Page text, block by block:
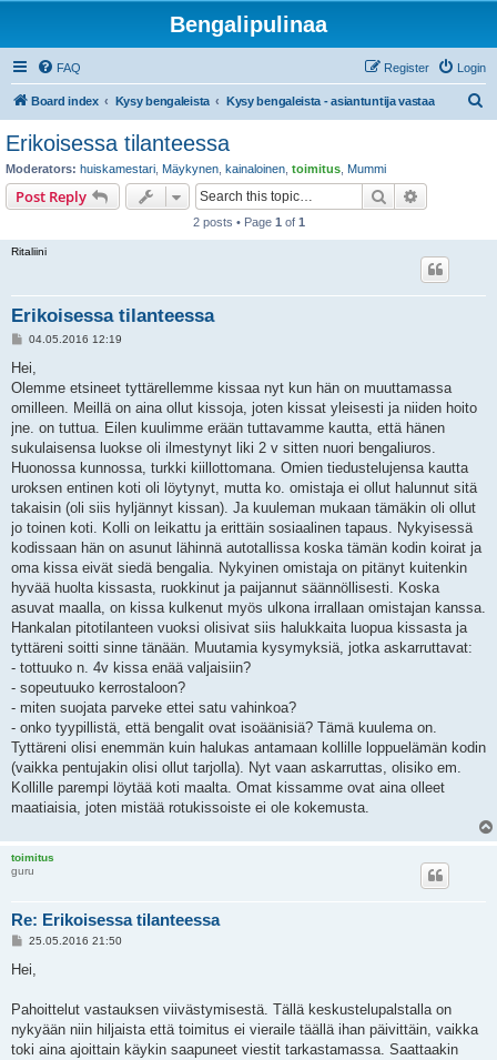
Bengalipulinaa
FAQ Login
Register
Board index Kysy bengaleista Kysy bengaleista - asiantuntija vastaa
Erikoisessa tilanteessa
Moderators: huiskamestari Mäykynen kainaloinen toimitus Mummi
Post Reply Search
2 posts • Page 1 of 1
Ritaliini
Erikoisessa tilanteessa
P
s
04.05.2016 12:19
Hei,
Olemme etsineet tyttärellemme kissaa nyt kun hän on muuttamassa
omilleen. Meillä on aina ollut kissoja, joten kissat yleisesti ja niiden hoito
jne. on tuttua. Eilen kuulimme erään tuttavamme kautta, että hänen
sukulaisensa luokse oli ilmestynyt liki 2 v sitten nuori bengaliuros.
Huonossa kunnossa, turkki kiillottomana. Omien tiedustelujensa kautta
uroksen entinen koti oli löytynyt, mutta ko. omistaja ei ollut halunnut sitä
takaisin (oli siis hyljännyt kissan). Ja kuuleman mukaan tämäkin oli ollut
jo toinen koti. Kolli on leikattu ja erittäin sosiaalinen tapaus. Nykyisessä
kodissaan hän on asunut lähinnä autotallissa koska tämän kodin koirat ja
oma kissa eivät siedä bengalia. Nykyinen omistaja on pitänyt kuitenkin
hyvää huolta kissasta, ruokkinut ja paijannut säännöllisesti. Koska
asuvat maalla, on kissa kulkenut myös ulkona irrallaan omistajan kanssa.
Hankalan pitotilanteen vuoksi olisivat siis halukkaita luopua kissasta ja
tyttäreni soitti sinne tänään. Muutamia kysymyksiä, jotka askarruttavat:
- tottuuko n. 4v kissa enää valjaisiin?
- sopeutuuko kerrostaloon?
- miten suojata parveke ettei satu vahinkoa?
- onko tyypillistä, että bengalit ovat isoäänisiä? Tämä kuulema on.
Tyttäreni olisi enemmän kuin halukas antamaan kollille loppuelämän kodin
(vaikka pentujakin olisi ollut tarjolla). Nyt vaan askarruttas, olisiko em.
Kollille parempi löytää koti maalta. Omat kissamme ovat aina olleet
maatiaisia, joten mistää rotukissoiste ei ole kokemusta.
toimitus
guru
Re: Erikoisessa tilanteessa
P
s
25.05.2016 21:50
Hei,
Pahoittelut vastauksen viivästymisestä. Tällä keskustelupalstalla on
nykyään niin hiljaista että toimitus ei vieraile täällä ihan päivittäin, vaikka
toki aina ajoittain käykin saapuneet viestit tarkastamassa. Saattaakin